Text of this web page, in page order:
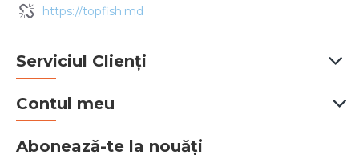
https://topfish.md
Serviciul Clienți
Contul meu
Abonează-te la nouăți